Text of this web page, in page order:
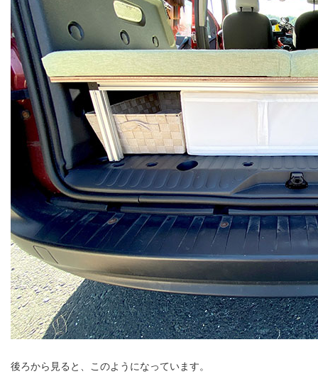
後ろから見ると、このようになっています。